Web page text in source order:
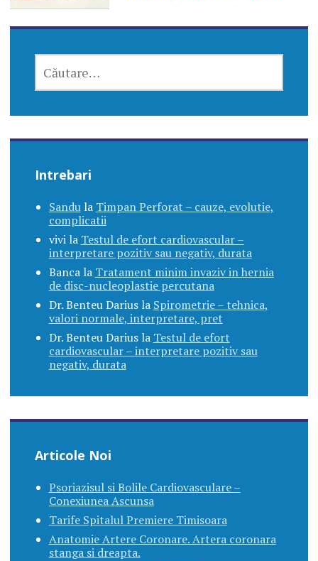
DUPĂ:
Intrebari
Sandula Timpan Perforat – cauze, evolutie,
complicatii
vivila Testul de efort cardiovascular –
interpretare pozitiv sau negativ, durata
Bancala Tratament minim invaziv in hernia
de disc-nucleoplastie percutana
Dr. Benteu Dariusla Spirometrie – tehnica,
valori normale, interpretare, pret
Dr. Benteu Dariusla Testul de efort
cardiovascular – interpretare pozitiv sau
negativ, durata
Articole Noi
Psoriazisul si Bolile Cardiovasculare –
Conexiunea Ascunsa
Tarife Spitalul Premiere Timisoara
Anatomie Artere Coronare. Artera coronara
stanga si dreapta.